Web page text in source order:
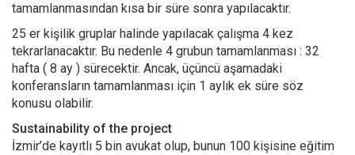
tamamlanmasından kısa bir süre sonra yapılacaktır.
25 er kişilik gruplar halinde yapılacak çalışma 4 kez
tekrarlanacaktır. Bu nedenle 4 grubun tamamlanması : 32
hafta ( 8 ay ) sürecektir. Ancak, üçüncü aşamadaki
konferansların tamamlanması için 1 aylık ek süre söz
konusu olabilir.
Sustainability of the project
İzmir’de kayıtlı 5 bin avukat olup, bunun 100 kişisine eğitim